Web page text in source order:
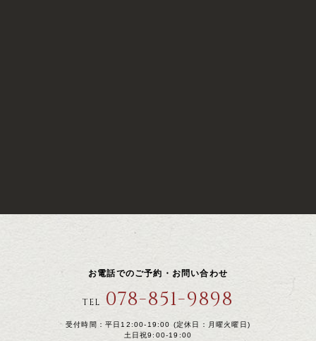
お電話でのご予約・お問い合わせ
TEL 078-851-9898
受付時間：平日12:00-19:00 (定休日：月曜火曜日)
土日祝9:00-19:00